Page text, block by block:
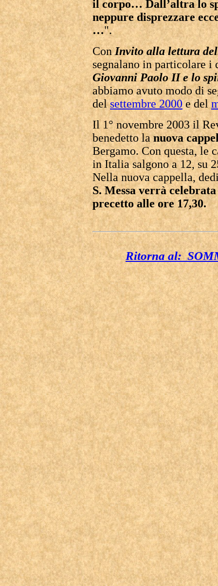
il corpo… Dall’altra lo
neppure disprezzare
…".
ConInvito alla lettura
segnalano in particolare
Giovanni Paolo II e lo
abbiamo avuto modo di
delsettembre 2000e del
Il 1° novembre 2003 il
benedetto lanuova
Bergamo. Con questa, le
in Italia salgono a 12, su
Nella nuova cappella,
S. Messa verrà
precetto alle ore 17,30.
Ritorna al: